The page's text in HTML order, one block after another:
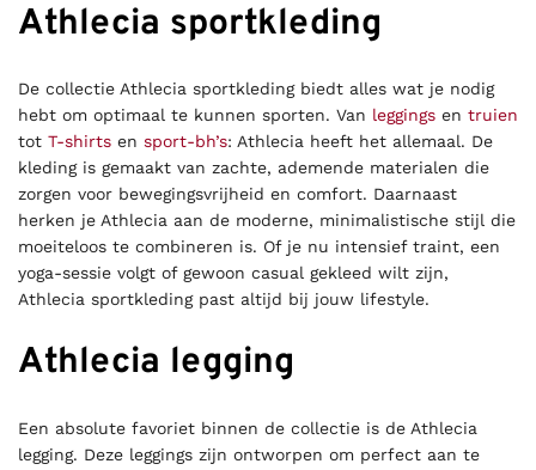
Athlecia sportkleding
De collectie Athlecia sportkleding biedt alles wat je nodig
hebt om optimaal te kunnen sporten. Van leggings en truien
tot T-shirts en sport-bh’s: Athlecia heeft het allemaal. De
kleding is gemaakt van zachte, ademende materialen die
zorgen voor bewegingsvrijheid en comfort. Daarnaast
herken je Athlecia aan de moderne, minimalistische stijl die
moeiteloos te combineren is. Of je nu intensief traint, een
yoga-sessie volgt of gewoon casual gekleed wilt zijn,
Athlecia sportkleding past altijd bij jouw lifestyle.
Athlecia legging
Een absolute favoriet binnen de collectie is de Athlecia
legging. Deze leggings zijn ontworpen om perfect aan te